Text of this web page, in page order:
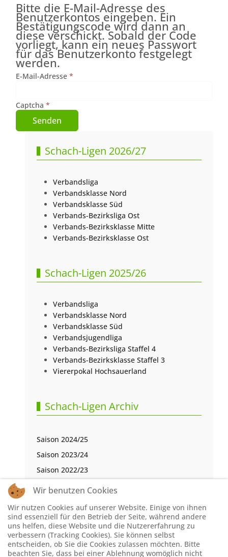
Bitte die E-Mail-Adresse des
Benutzerkontos eingeben. Ein
Bestätigungscode wird dann an
diese verschickt. Sobald der Code
vorliegt, kann ein neues Passwort
für das Benutzerkonto festgelegt
werden.
E-Mail-Adresse *
Captcha *
Senden
Schach-Ligen 2026/27
Verbandsliga
Verbandsklasse Nord
Verbandsklasse Süd
Verbands-Bezirksliga Ost
Verbands-Bezirksklasse Mitte
Verbands-Bezirksklasse Ost
Schach-Ligen 2025/26
Verbandsliga
Verbandsklasse Nord
Verbandsklasse Süd
Verbandsjugendliga
Verbands-Bezirksliga Staffel 4
Verbands-Bezirksklasse Staffel 3
Viererpokal Hochsauerland
Schach-Ligen Archiv
Saison 2024/25
Saison 2023/24
Saison 2022/23
Saison 2021/22
Saison 2019/20
Saison 2018/19
Saison 2017/18
Wir benutzen Cookies
Wir nutzen Cookies auf unserer Website. Einige von ihnen
sind essenziell für den Betrieb der Seite, während andere
uns helfen, diese Website und die Nutzererfahrung zu
verbessern (Tracking Cookies). Sie können selbst
entscheiden, ob Sie die Cookies zulassen möchten. Bitte
beachten Sie, dass bei einer Ablehnung womöglich nicht